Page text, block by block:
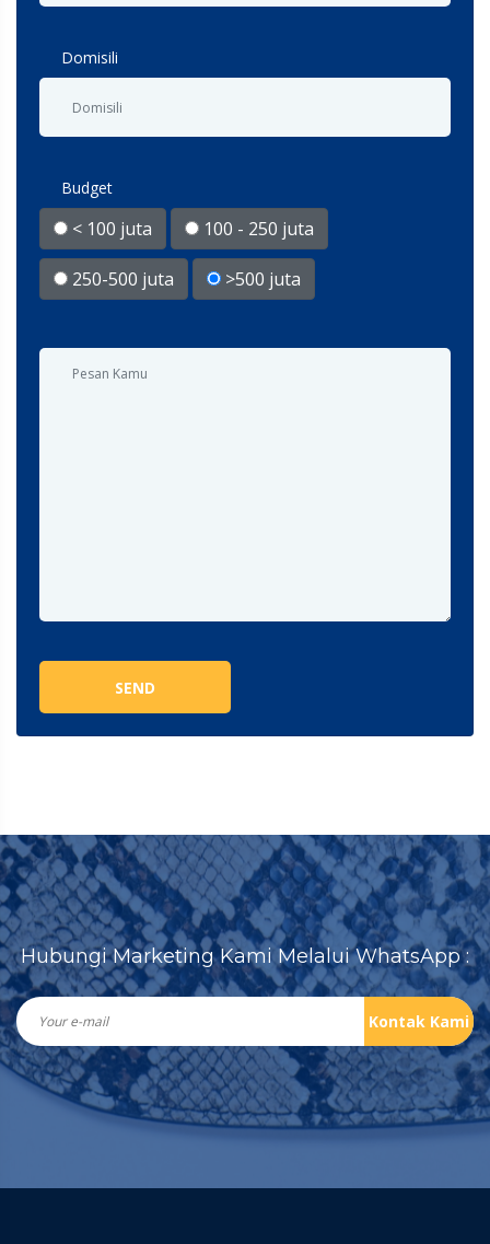
Domisili
Budget
< 100 juta 100 - 250 juta
250-500 juta >500 juta
SEND
Hubungi Marketing Kami Melalui WhatsApp :
Kontak Kami